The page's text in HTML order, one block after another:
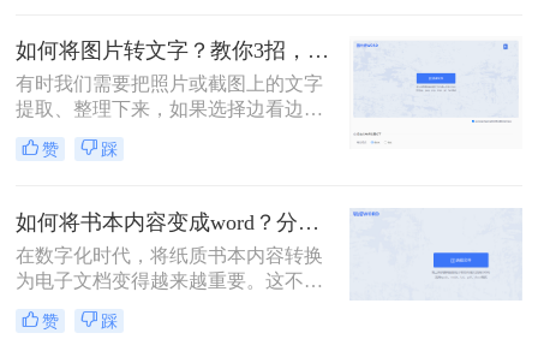
进行编辑、整理或分享。那么图片怎
么弄成word文档呢？下面，我将详细
介绍几种将图片转换为Word文档的方
法，并给出具体的操作步骤。
如何将图片转文字？教你3招，轻松搞定图片转文字提取！
有时我们需要把照片或截图上的文字
提取、整理下来，如果选择边看边打
字，那么效率实在太低了。那么如何
将图片转文字？其实很简单，掌握以
文字，非常方便！
赞 踩
如何将书本内容变成word？分享3种方法，简单易学！
在数字化时代，将纸质书本内容转换
为电子文档变得越来越重要。这不仅
方便我们随时随地阅读，还便于编
辑、分享和存储。本文将介绍如何将
赞 踩